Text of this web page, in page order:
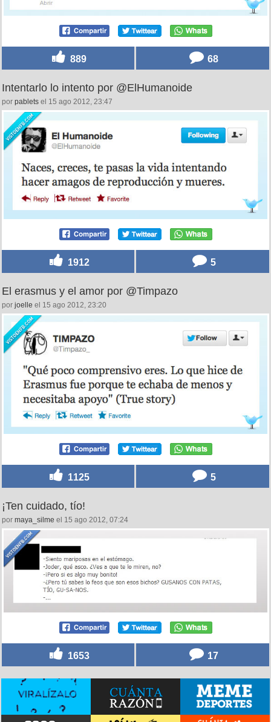
889 68
Intentarlo lo intento por @ElHumanoide
por pablets el 15 ago 2012, 23:47
1912 5
El erasmus y el amor por @Timpazo
por joelle el 15 ago 2012, 23:20
1125 5
¡Ten cuidado, tío!
por maya_silme el 15 ago 2012, 07:24
1653 17